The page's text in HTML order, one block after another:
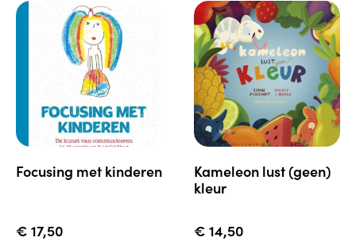
focusing met kinderen
€ 17,50
kameleon lust (geen)
kleur
€ 14,50